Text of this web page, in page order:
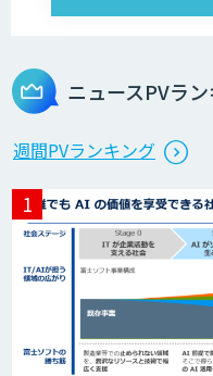
製造
財/
異常
需要
『
ニュースPVラ
週間PVランキング